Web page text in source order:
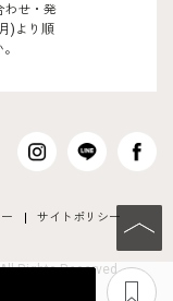
わせ・発
)より順
サイトポリシー
Rights Reserved.